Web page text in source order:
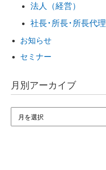
法人（経営）
社長･所長･所長代理
お知らせ
セミナー
月別アーカイブ